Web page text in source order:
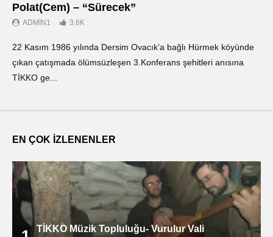
Polat(Cem) – “Sürecek”
ADMIN1 3.6K
22 Kasım 1986 yılında Dersim Ovacık’a bağlı Hürmek köyünde
çıkan çatışmada ölümsüzleşen 3.Konferans şehitleri anısına
TİKKO ge...
EN ÇOK İZLENENLER
TİKKO Müzik Topluluğu- Vurulur Vali